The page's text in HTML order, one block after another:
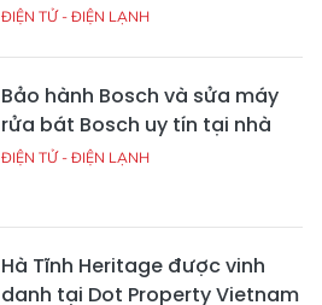
ĐIỆN TỬ - ĐIỆN LẠNH
Bảo hành Bosch và sửa máy
rửa bát Bosch uy tín tại nhà
ĐIỆN TỬ - ĐIỆN LẠNH
Hà Tĩnh Heritage được vinh
danh tại Dot Property Vietnam